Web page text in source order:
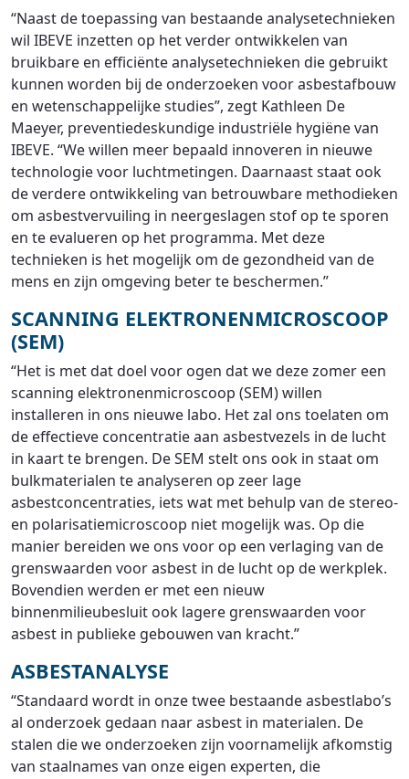
“Naast de toepassing van bestaande analysetechnieken
wil IBEVE inzetten op het verder ontwikkelen van
bruikbare en efficiënte analysetechnieken die gebruikt
kunnen worden bij de onderzoeken voor asbestafbouw
en wetenschappelijke studies”, zegt Kathleen De
Maeyer, preventiedeskundige industriële hygiëne van
IBEVE. “We willen meer bepaald innoveren in nieuwe
technologie voor luchtmetingen. Daarnaast staat ook
de verdere ontwikkeling van betrouwbare methodieken
om asbestvervuiling in neergeslagen stof op te sporen
en te evalueren op het programma. Met deze
technieken is het mogelijk om de gezondheid van de
mens en zijn omgeving beter te beschermen.”
SCANNING ELEKTRONENMICROSCOOP
(SEM)
“Het is met dat doel voor ogen dat we deze zomer een
scanning elektronenmicroscoop (SEM) willen
installeren in ons nieuwe labo. Het zal ons toelaten om
de effectieve concentratie aan asbestvezels in de lucht
in kaart te brengen. De SEM stelt ons ook in staat om
bulkmaterialen te analyseren op zeer lage
asbestconcentraties, iets wat met behulp van de stereo-
en polarisatiemicroscoop niet mogelijk was. Op die
manier bereiden we ons voor op een verlaging van de
grenswaarden voor asbest in de lucht op de werkplek.
Bovendien werden er met een nieuw
binnenmilieubesluit ook lagere grenswaarden voor
asbest in publieke gebouwen van kracht.”
ASBESTANALYSE
“Standaard wordt in onze twee bestaande asbestlabo’s
al onderzoek gedaan naar asbest in materialen. De
stalen die we onderzoeken zijn voornamelijk afkomstig
van staalnames van onze eigen experten, die